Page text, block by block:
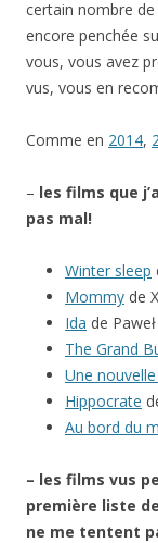
certain nombre de
encore penchée
vous, vous avez
vus, vous en
Comme en 2014,
– les films que
pas mal!
Winter sleep
Mommy de
Ida de
The Grand
Une
Hippocrate
Au bord du
– les films vus
première liste
ne me tentent